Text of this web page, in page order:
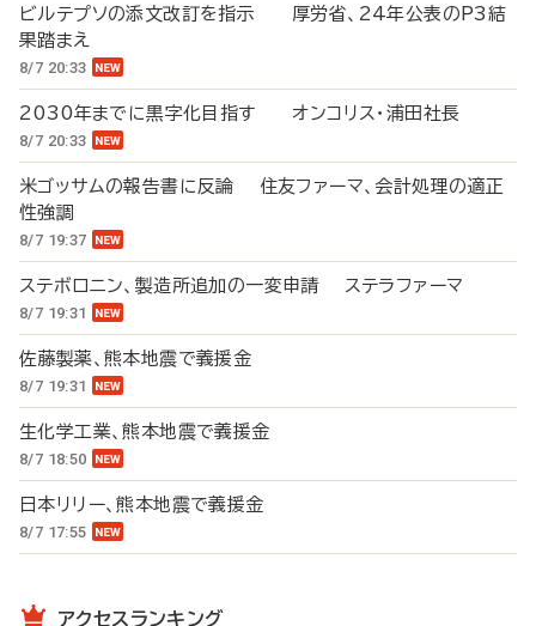
ビルテプソの添文改訂を指示 厚労省、24年公表のP3結
果踏まえ
8/7 20:33
2030年までに黒字化目指す オンコリス・浦田社長
8/7 20:33
米ゴッサムの報告書に反論 住友ファーマ、会計処理の適正
性強調
8/7 19:37
ステボロニン、製造所追加の一変申請 ステラファーマ
8/7 19:31
佐藤製薬、熊本地震で義援金
8/7 19:31
生化学工業、熊本地震で義援金
8/7 18:50
日本リリー、熊本地震で義援金
8/7 17:55
アクセスランキング